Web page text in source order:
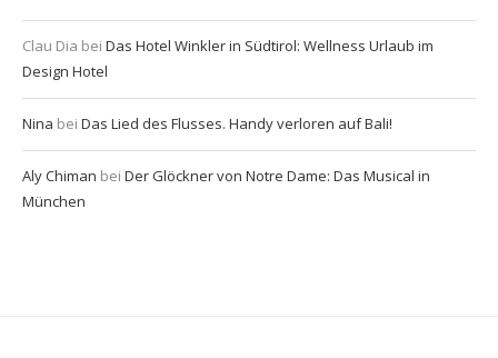
Clau Dia bei Das Hotel Winkler in Südtirol: Wellness Urlaub im
Design Hotel
Nina bei Das Lied des Flusses. Handy verloren auf Bali!
Aly Chiman bei Der Glöckner von Notre Dame: Das Musical in
München